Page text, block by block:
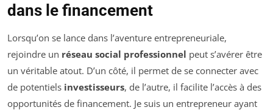
dans le financement
Lorsqu’on se lance dans l’aventure entrepreneuriale,
rejoindre un réseau social professionnel peut s’avérer être
un véritable atout. D’un côté, il permet de se connecter avec
de potentiels investisseurs, de l’autre, il facilite l’accès à des
opportunités de financement. Je suis un entrepreneur ayant